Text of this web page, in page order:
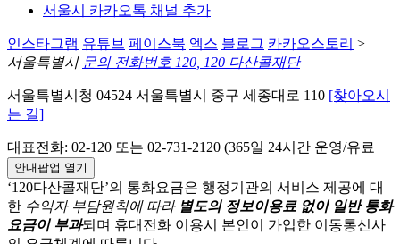
서울시 카카오톡 채널 추가
인스타그램 유튜브 페이스북 엑스 블로그 카카오스토리 >
서울특별시 문의 전화번호 120, 120 다산콜재단
서울특별시청 04524 서울특별시 중구 세종대로 110 [찾아오시
는 길]
대표전화: 02-120 또는 02-731-2120 (365일 24시간 운영/유료
안내팝업 열기
‘120다산콜재단’의 통화요금은 행정기관의 서비스 제공에 대
한 수익자 부담원칙에 따라 별도의 정보이용료 없이 일반 통화
요금이 부과되며 휴대전화 이용시 본인이 가입한 이동통신사